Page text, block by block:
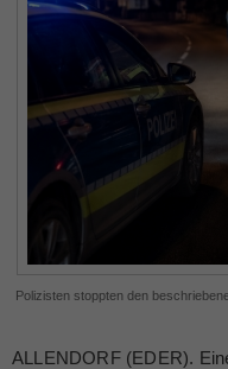
Polizisten stoppten den
ALLENDORF (EDER).